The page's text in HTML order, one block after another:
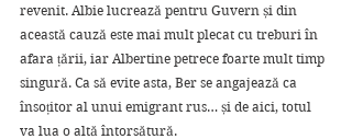
revenit. Albie lucrează pentru Guvern și din
această cauză este mai mult plecat cu treburi în
afara țării, iar Albertine petrece foarte mult timp
singură. Ca să evite asta, Ber se angajează ca
însoțitor al unui emigrant rus… și de aici, totul
va lua o altă întorsătură.